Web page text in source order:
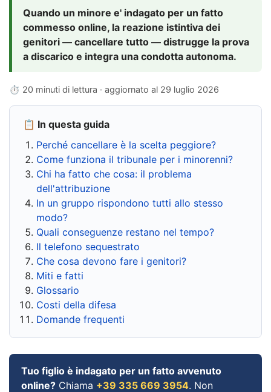
Quando un minore e' indagato per un fatto
commesso online, la reazione istintiva dei
genitori — cancellare tutto — distrugge la prova
a discarico e integra una condotta autonoma.
⏱ 20 minuti di lettura · aggiornato al 29 luglio 2026
📋 In questa guida
Perché cancellare è la scelta peggiore?
Come funziona il tribunale per i minorenni?
Chi ha fatto che cosa: il problema
dell'attribuzione
In un gruppo rispondono tutti allo stesso
modo?
Quali conseguenze restano nel tempo?
Il telefono sequestrato
Che cosa devono fare i genitori?
Miti e fatti
Glossario
Costi della difesa
Domande frequenti
Tuo figlio è indagato per un fatto avvenuto
online? Chiama +39 335 669 3954. Non